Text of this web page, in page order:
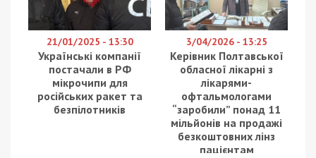
21/01/2025 - 13:30
Українські компанії
постачали в РФ
мікрочипи для
російських ракет та
безпілотників
3/04/2026 - 13:25
Керівник Полтавської
обласної лікарні з
лікарями-
офтальмологами
“заробили” понад 11
мільйонів на продажі
безкоштовних лінз
пацієнтам